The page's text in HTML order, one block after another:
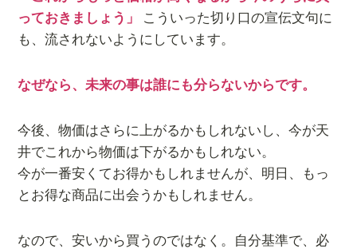
っておきましょう」
こういった切り口の宣伝文句に
も、流されないようにしています。
なぜなら、未来の事は誰にも分らないからです。
今後、物価はさらに上がるかもしれないし、今が天
井でこれから物価は下がるかもしれない。
今が一番安くてお得かもしれませんが、明日、もっ
とお得な商品に出会うかもしれません。
なので、安いから買うのではなく。自分基準で、必